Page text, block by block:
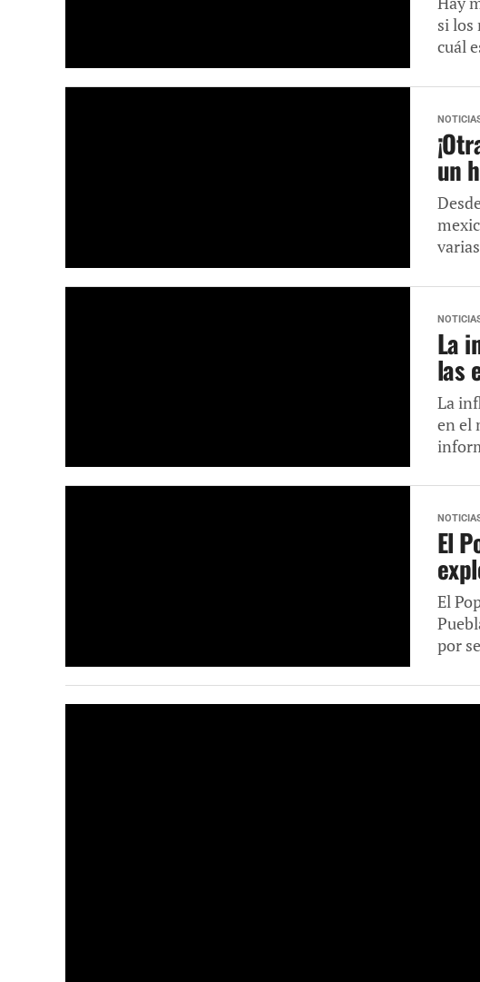
si los
cuál
un
La
las
La
en el
El
El
por